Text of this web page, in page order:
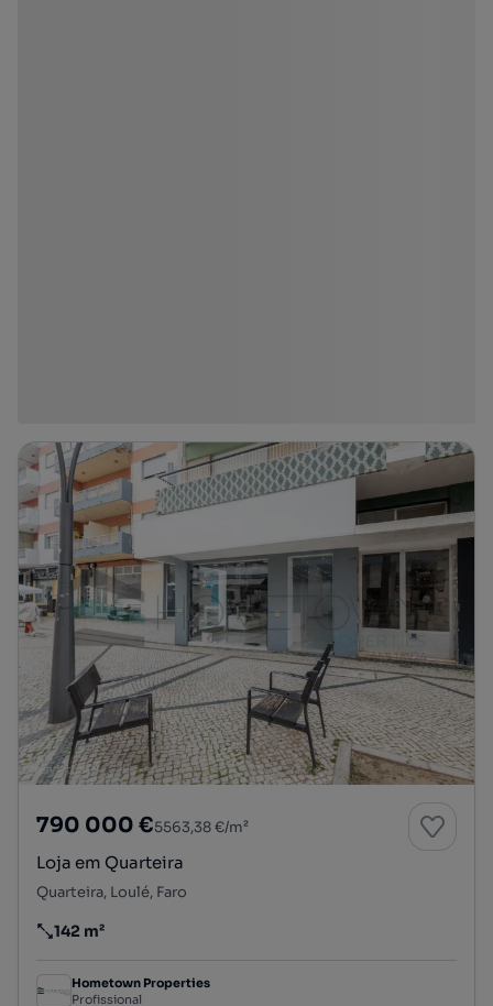
790 000 €5563,38 €/m²
Loja em Quarteira
Quarteira, Loulé, Faro
Preço por metro quadrado
142 m²
Hometown Properties
Profissional